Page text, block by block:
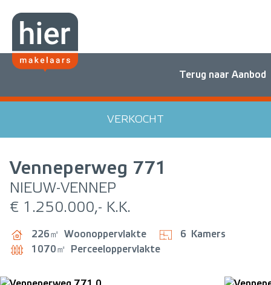
Terug naar Aanbod
VERKOCHT
Venneperweg 771
NIEUW-VENNEP
€ 1.250.000,- K.K.
226㎡ Woonoppervlakte 6
Kamers
1070㎡
Perceeloppervlakte